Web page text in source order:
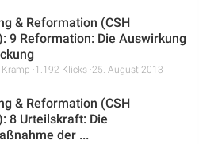
& Reformation (CSH
9 Reformation: Die Auswirkung
1.192 Klicks 25. August 2013
& Reformation (CSH
8 Urteilskraft: Die
der ...